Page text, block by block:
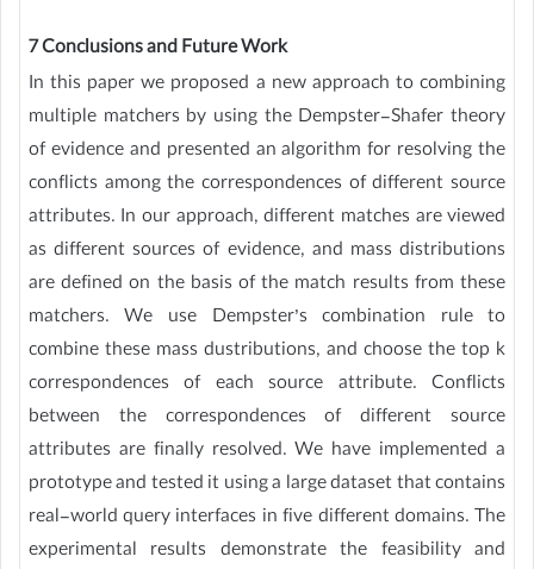
7 Conclusions and Future Work
In this paper we proposed a new approach to combining
multiple matchers by using the Dempster-Shafer theory
of evidence and presented an algorithm for resolving the
conflicts among the correspondences of different source
attributes. In our approach, different matches are viewed
as different sources of evidence, and mass distributions
are defined on the basis of the match results from these
matchers. We use Dempster’s combination rule to
combine these mass dustributions, and choose the top k
correspondences of each source attribute. Conflicts
between the correspondences of different source
attributes are finally resolved. We have implemented a
prototype and tested it using a large dataset that contains
real-world query interfaces in five different domains. The
experimental results demonstrate the feasibility and